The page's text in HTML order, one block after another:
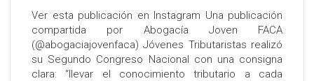
Ver esta publicación en Instagram Una publicación
compartida por Abogacía Joven FACA
(@abogaciajovenfaca) Jóvenes Tributaristas realizó
su Segundo Congreso Nacional con una consigna
clara: “llevar el conocimiento tributario a cada